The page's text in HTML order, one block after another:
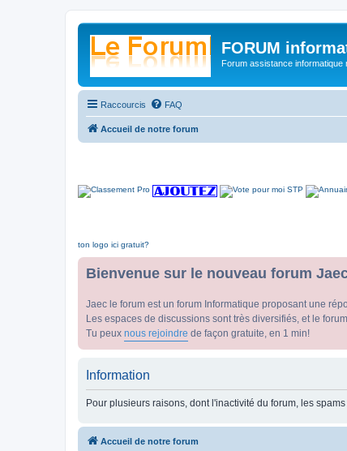
FORUM
Forum assistance informatique
Raccourcis FAQ
Accueil de notre forum
ton logo ici gratuit?
Bienvenue sur le nouveau forum
Jaec le forum est un forum Informatique proposant une
Les espaces de discussions sont très diversifiés, et le
Tu peux nous rejoindre de façon gratuite, en 1 min!
Information
Pour plusieurs raisons, dont l'inactivité du forum, les
Accueil de notre forum